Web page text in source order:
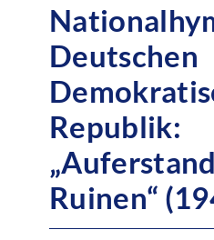
Deutschen
Republik:
Ruinen“